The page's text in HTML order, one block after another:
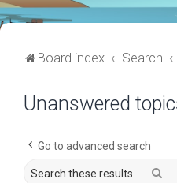
Board index Search
Unanswered
Go to advanced search